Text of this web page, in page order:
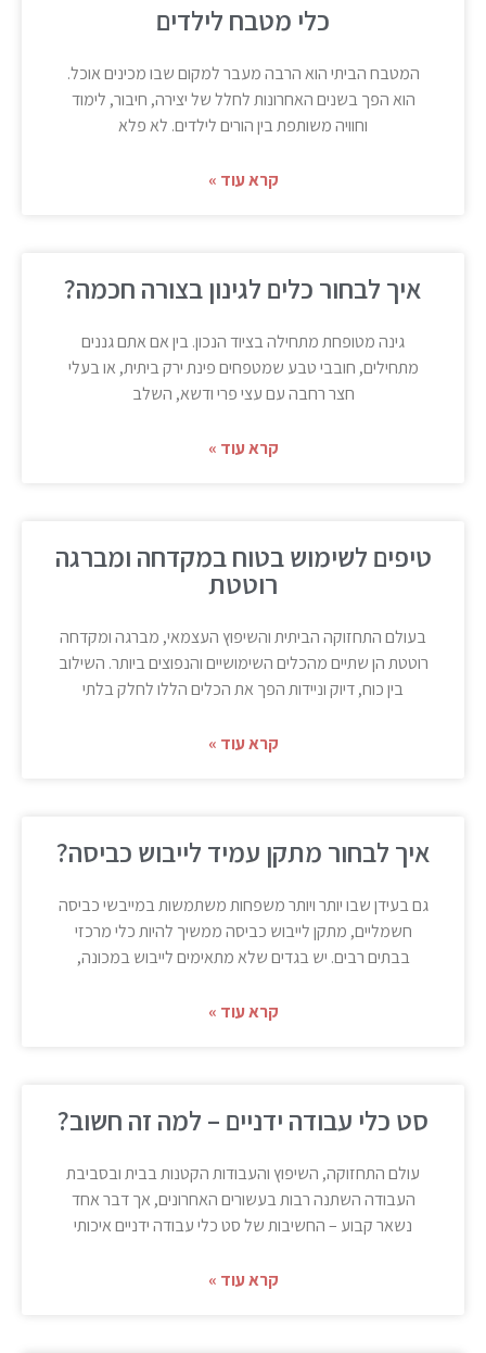
כלי מטבח לילדים
המטבח הביתי הוא הרבה מעבר למקום שבו מכינים אוכל.
הוא הפך בשנים האחרונות לחלל של יצירה, חיבור, לימוד
וחוויה משותפת בין הורים לילדים. לא פלא
קרא עוד »
איך לבחור כלים לגינון בצורה חכמה?
גינה מטופחת מתחילה בציוד הנכון. בין אם אתם גננים
מתחילים, חובבי טבע שמטפחים פינת ירק ביתית, או בעלי
חצר רחבה עם עצי פרי ודשא, השלב
קרא עוד »
טיפים לשימוש בטוח במקדחה ומברגה
רוטטת
בעולם התחזוקה הביתית והשיפוץ העצמאי, מברגה ומקדחה
רוטטת הן שתיים מהכלים השימושיים והנפוצים ביותר. השילוב
בין כוח, דיוק וניידות הפך את הכלים הללו לחלק בלתי
קרא עוד »
איך לבחור מתקן עמיד לייבוש כביסה?
גם בעידן שבו יותר ויותר משפחות משתמשות במייבשי כביסה
חשמליים, מתקן לייבוש כביסה ממשיך להיות כלי מרכזי
בבתים רבים. יש בגדים שלא מתאימים לייבוש במכונה,
קרא עוד »
סט כלי עבודה ידניים – למה זה חשוב?
עולם התחזוקה, השיפוץ והעבודות הקטנות בבית ובסביבת
העבודה השתנה רבות בעשורים האחרונים, אך דבר אחד
נשאר קבוע – החשיבות של סט כלי עבודה ידניים איכותי
קרא עוד »